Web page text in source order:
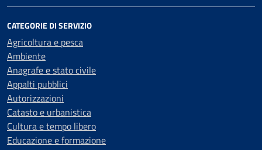
CATEGORIE DI SERVIZIO
Agricoltura e pesca
Ambiente
Anagrafe e stato civile
Appalti pubblici
Autorizzazioni
Catasto e urbanistica
Cultura e tempo libero
Educazione e formazione